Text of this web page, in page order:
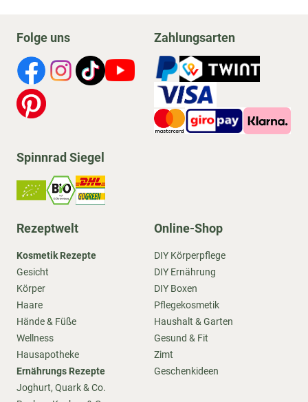
Folge uns Zahlungsarten
Spinnrad Siegel
Rezeptwelt
Kosmetik Rezepte
Gesicht
Körper
Haare
Hände & Füße
Wellness
Hausapotheke
Ernährungs Rezepte
Joghurt, Quark & Co.
Online-Shop
DIY Körperpflege
DIY Ernährung
DIY Boxen
Pflegekosmetik
Haushalt & Garten
Gesund & Fit
Zimt
Geschenkideen